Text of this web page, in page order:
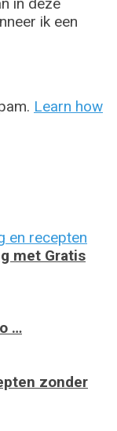
ik een
Learn how
met Gratis
…
zonder